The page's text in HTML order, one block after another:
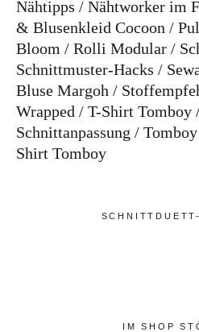
Nähtipps Nähtworker im
& Blusenkleid Cocoon
Bloom
Rolli Modular
Schnittmuster-Hacks
Bluse Margoh
Wrapped
T-Shirt Tomboy
Schnittanpassung
Shirt Tomboy
IM SHOP